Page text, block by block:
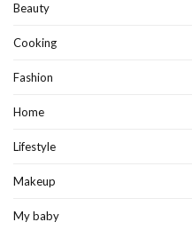
Beauty
Cooking
Fashion
Home
Lifestyle
Makeup
My baby